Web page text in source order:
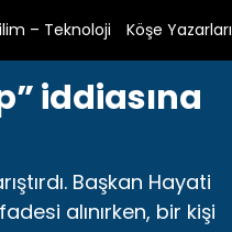
– Teknoloji Köşe Yazarları
iddiasına
Başkan Hayati
alınırken, bir kişi